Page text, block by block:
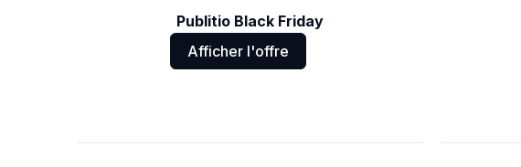
Publitio Black Friday
Afficher l'offre